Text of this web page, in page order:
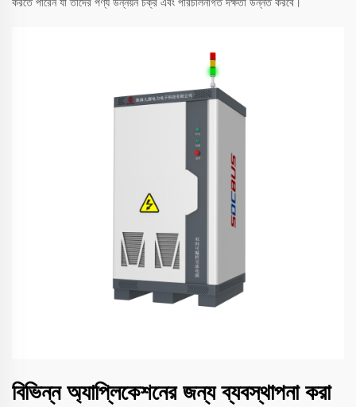
বিভিন্ন অ্যাপ্লিকেশনের জন্য ব্যবস্থাপনা করা